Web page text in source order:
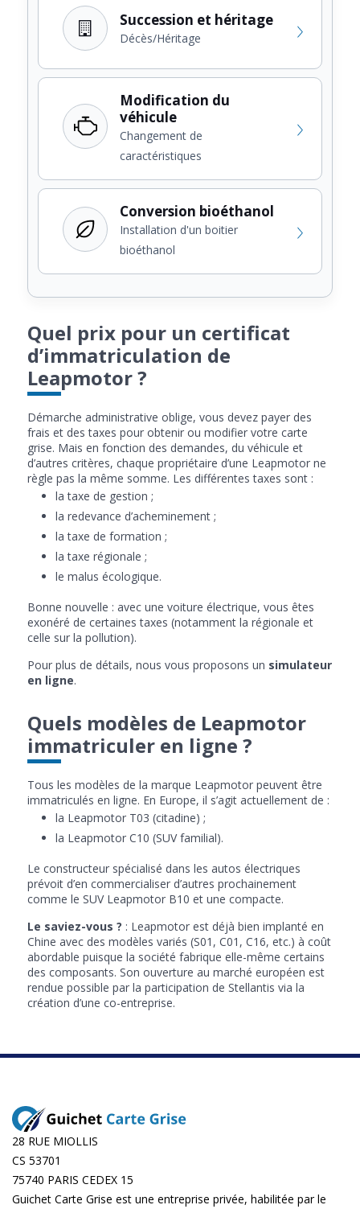
Succession et héritage
Décès/Héritage
Modification du
véhicule
Changement de
caractéristiques
Conversion bioéthanol
Installation d'un boitier
bioéthanol
Quel prix pour un certificat
d’immatriculation de
Leapmotor ?
Démarche administrative oblige, vous devez payer des
frais et des taxes pour obtenir ou modifier votre carte
grise. Mais en fonction des demandes, du véhicule et
d’autres critères, chaque propriétaire d’une Leapmotor ne
règle pas la même somme. Les différentes taxes sont :
la taxe de gestion ;
la redevance d’acheminement ;
la taxe de formation ;
la taxe régionale ;
le malus écologique.
Bonne nouvelle : avec une voiture électrique, vous êtes
exonéré de certaines taxes (notamment la régionale et
celle sur la pollution).
Pour plus de détails, nous vous proposons un simulateur
en ligne.
Quels modèles de Leapmotor
immatriculer en ligne ?
Tous les modèles de la marque Leapmotor peuvent être
immatriculés en ligne. En Europe, il s’agit actuellement de :
la Leapmotor T03 (citadine) ;
la Leapmotor C10 (SUV familial).
Le constructeur spécialisé dans les autos électriques
prévoit d’en commercialiser d’autres prochainement
comme le SUV Leapmotor B10 et une compacte.
Le saviez-vous ? : Leapmotor est déjà bien implanté en
Chine avec des modèles variés (S01, C01, C16, etc.) à coût
abordable puisque la société fabrique elle-même certains
des composants. Son ouverture au marché européen est
rendue possible par la participation de Stellantis via la
création d’une co-entreprise.
28 RUE MIOLLIS
CS 53701
75740 PARIS CEDEX 15
Guichet Carte Grise est une entreprise privée, habilitée par le